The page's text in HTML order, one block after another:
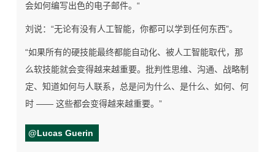
会如何编写出色的电子邮件。“
刘说：“无论有没有人工智能，你都可以学到任何东西”。
“如果所有的硬技能最终都能自动化、被人工智能取代，那
么软技能就会变得越来越重要。批判性思维、沟通、战略制
定、知道如何与人联系，总是问为什么、是什么、如何、何
时 —— 这些都会变得越来越重要。”
@Lucas Guerin